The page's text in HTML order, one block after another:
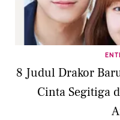
8 Judul Drakor
Cinta Segitiga